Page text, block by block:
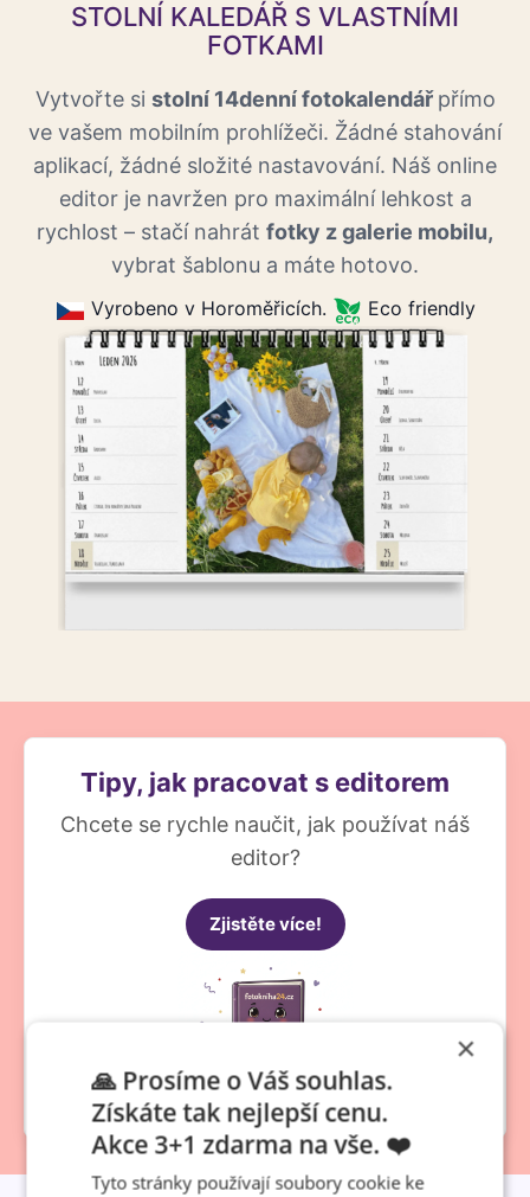
STOLNÍ KALEDÁŘ S VLASTNÍMI
FOTKAMI
Vytvořte si stolní 14denní fotokalendářpřímo
ve vašem mobilním prohlížeči. Žádné stahování
aplikací, žádné složité nastavování. Náš online
editor je navržen pro maximální lehkost a
rychlost – stačí nahrát fotky z galerie mobilu,
vybrat šablonu a máte hotovo.
Vyrobeno v Horoměřicích. Eco friendly
Tipy, jak pracovat s editorem
Chcete se rychle naučit, jak používat náš
editor?
Zjistěte více!
×
🙏 Prosíme o Váš souhlas.
Získáte tak nejlepší cenu.
Akce 3+1 zdarma na vše. ❤️
Tyto stránky používají soubory cookie ke